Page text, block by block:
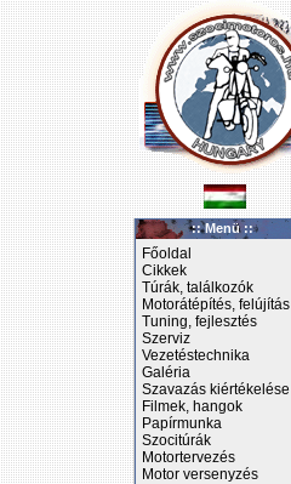
:: Menü ::
Főoldal
Cikkek
Túrák, találkozók
Motorátépítés, felújítás
Tuning, fejlesztés
Szerviz
Vezetéstechnika
Galéria
Szavazás kiértékelése
Filmek, hangok
Papírmunka
Szocitúrák
Motortervezés
Motor versenyzés